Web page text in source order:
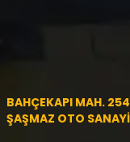
BAHÇEKAPI MAH.
ŞAŞMAZ OTO